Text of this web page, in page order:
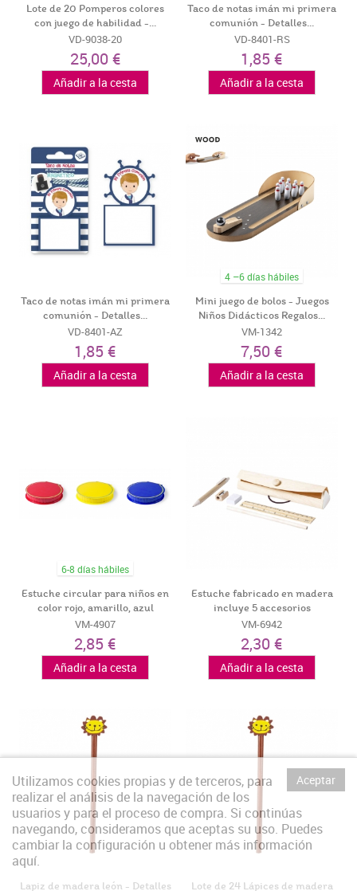
Lote de 20 Pomperos colores
con juego de habilidad -...
VD-9038-20
25,00 €
Añadir a la cesta
Taco de notas imán mi primera
comunión - Detalles...
VD-8401-RS
1,85 €
Añadir a la cesta
Taco de notas imán mi primera
comunión - Detalles...
VD-8401-AZ
1,85 €
Añadir a la cesta
4 –6 días hábiles
Mini juego de bolos - Juegos
Niños Didácticos Regalos...
VM-1342
7,50 €
Añadir a la cesta
6-8 días hábiles
Estuche circular para niños en
color rojo, amarillo, azul
VM-4907
2,85 €
Añadir a la cesta
Estuche fabricado en madera
incluye 5 accesorios
VM-6942
2,30 €
Añadir a la cesta
Lapiz de madera león - Detalles Lote de 24 Lápices de madera
Aceptar
Utilizamos cookies propias y de terceros, para
realizar el análisis de la navegación de los
usuarios y para el proceso de compra. Si continúas
navegando, consideramos que aceptas su uso. Puedes
cambiar la configuración u obtener más información
aquí.